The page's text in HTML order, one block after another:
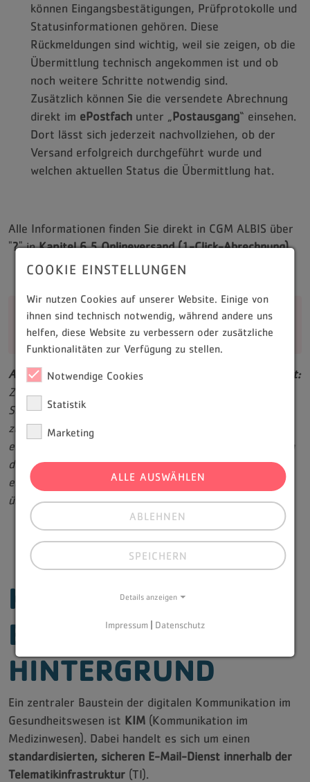
können Eingangsbestätigungen, Prüfprotokolle und
Statusinformationen gehören. Diese
Rückmeldungen sind wichtig, weil sie zeigen, ob die
Übermittlung technisch angekommen ist und ob
noch weitere Schritte notwendig sind.
Zusätzlich können Sie die versendete Abrechnung
direkt im ePostfach unter „Postausgang“ einsehen.
Dort lässt sich jederzeit nachvollziehen, ob der
Versand erfolgreich durchgeführt wurde und
welchen aktuellen Status die Übermittlung hat.
Alle Informationen finden Sie direkt in CGM ALBIS über
"?" inKapitel 6.5 Onlineversand (1-Click-Abrechnung)
Sammelerklärung nicht vergessen:
Postalischer Versand weiterhin verpflichtend!
Auch bei der Nutzung der 1-Click-Abrechnung (1CA) gilt:
Zu jeder Quartalsabrechnung muss zusätzlich eine
Sammelerklärung unterschrieben postalisch an die
zuständige KV gesendet werden. Ohne fristgerecht
eingereichte Sammelerklärung kann die Abrechnung von
der KV nicht vollständig bearbeitet werden. Das
entsprechende Blankoformular kann in der Regel direkt
über das Portal „Meine KVB“ heruntergeladen werden.
KIM: DIE SICHERE
BASIS IM
HINTERGRUND
Ein zentraler Baustein der digitalen Kommunikation im
Gesundheitswesen ist KIM (Kommunikation im
Medizinwesen). Dabei handelt es sich um einen
standardisierten, sicheren E-Mail-Dienst innerhalb der
Telematikinfrastruktur (TI).
COOKIE EINSTELLUNGEN
Wir nutzen Cookies auf unserer Website. Einige von
ihnen sind technisch notwendig, während andere uns
helfen, diese Website zu verbessern oder zusätzliche
Funktionalitäten zur Verfügung zu stellen.
Notwendige Cookies
Statistik
Marketing
ALLE AUSWÄHLEN
ABLEHNEN
SPEICHERN
Details anzeigen
Impressum Datenschutz